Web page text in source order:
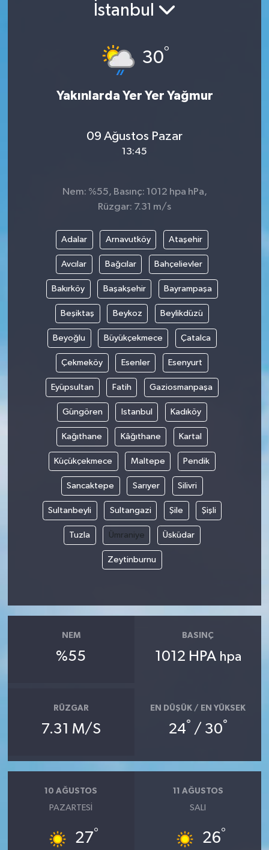
İstanbul
30°
Yakınlarda Yer Yer Yağmur
09 Ağustos Pazar
13:45
Nem: %55, Basınç: 1012 hpa hPa,
Rüzgar: 7.31 m/s
Adalar Arnavutköy Ataşehir
Avcılar Bağcılar Bahçelievler
Bakırköy Başakşehir Bayrampaşa
Beşiktaş Beykoz Beylikdüzü
Beyoğlu Büyükçekmece Çatalca
Çekmeköy Esenler Esenyurt
Eyüpsultan Fatih Gaziosmanpaşa
Güngören Istanbul Kadıköy
Kağıthane Kâğıthane Kartal
Küçükçekmece Maltepe Pendik
Sancaktepe Sarıyer Silivri
Sultanbeyli Sultangazi Şile Şişli
Tuzla Ümraniye Üsküdar
Zeytinburnu
NEM
%55
BASINÇ
1012 HPA hpa
RÜZGAR
7.31 M/S
EN DÜŞÜK / EN YÜKSEK
24° / 30°
10 AĞUSTOS
PAZARTESI
27°
11 AĞUSTOS
SALI
26°